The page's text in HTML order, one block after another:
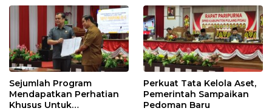
Sejumlah Program
Mendapatkan Perhatian
Khusus Untuk
Perkuat Tata Kelola Aset,
Pemerintah Sampaikan
Pedoman Baru